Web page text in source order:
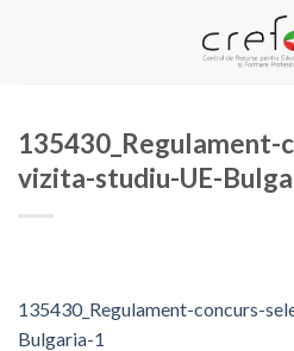
135430_Regulament-
vizita-studiu-UE-
135430_Regulament-concurs-
Bulgaria-1